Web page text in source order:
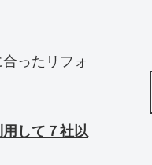
ったリフォ
して７社以